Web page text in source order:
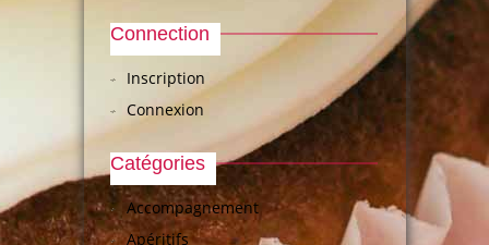
Connection
Inscription
Connexion
Catégories
Accompagnement
Apéritifs